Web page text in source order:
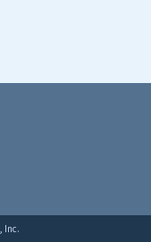
Inc.